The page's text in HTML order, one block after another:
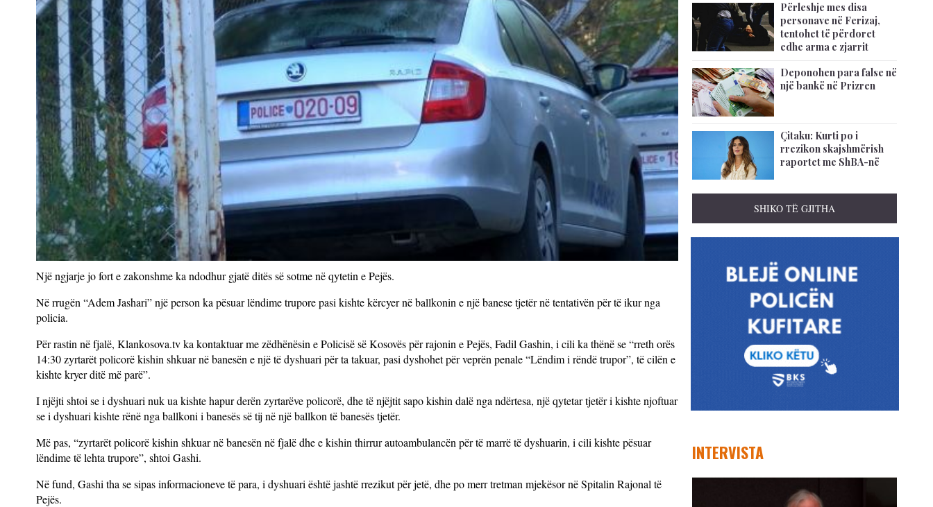
Një ngjarje jo fort e zakonshme ka ndodhur gjatë ditës së sotme në qytetin e Pejës.
Në rrugën “Adem Jashari” një person ka pësuar lëndime trupore pasi kishte kërcyer në ballkonin e një banese tjetër në tentativën për të ikur nga
policia.
Për rastin në fjalë, Klankosova.tv ka kontaktuar me zëdhënësin e Policisë së Kosovës për rajonin e Pejës, Fadil Gashin, i cili ka thënë se “rreth orës
14:30 zyrtarët policorë kishin shkuar në banesën e një të dyshuari për ta takuar, pasi dyshohet për veprën penale “Lëndim i rëndë trupor”, të cilën e
kishte kryer ditë më parë”.
I njëjti shtoi se i dyshuari nuk ua kishte hapur derën zyrtarëve policorë, dhe të njëjtit sapo kishin dalë nga ndërtesa, një qytetar tjetër i kishte njoftuar
se i dyshuari kishte rënë nga ballkoni i banesës së tij në një ballkon të banesës tjetër.
Më pas, “zyrtarët policorë kishin shkuar në banesën në fjalë dhe e kishin thirrur autoambulancën për të marrë të dyshuarin, i cili kishte pësuar
lëndime të lehta trupore”, shtoi Gashi.
Në fund, Gashi tha se sipas informacioneve të para, i dyshuari është jashtë rrezikut për jetë, dhe po merr tretman mjekësor në Spitalin Rajonal të
Pejës.
Përleshje mes disa
personave në Ferizaj,
tentohet të përdoret
edhe arma e zjarrit
Deponohen para false në
një bankë në Prizren
Çitaku: Kurti po i
rrezikon skajshmërish
raportet me ShBA-në
SHIKO TË GJITHA
INTERVISTA